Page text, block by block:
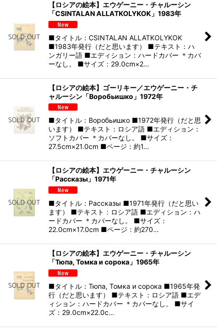
【ロシアの絵本】エウゲーニー・チャルーシン
「CSINTALAN ALLATKOLYKOK」1983年
■タイトル：CSINTALAN ALLATKOLYKOK
■1983年発行（だと思います） ■テキスト：ハ
ンガリー語 ■エディション：ハードカバー ＊カバ
ーなし。 ■サイズ：29.0cm×2…
【ロシアの絵本】ゴーリキー／エウゲーニー・チ
ャルーシン「Воробьишко」1972年
■タイトル：Воробьишко ■1972年発行（だと思
います） ■テキスト：ロシア語 ■エディション：
ソフトカバー ＊カバーなし。 ■サイズ：
27.5cm×21.0cm ■ページ：約1…
【ロシアの絵本】エウゲーニー・チャルーシン
「Рассказы」1971年
■タイトル：Рассказы ■1971年発行（だと思い
ます） ■テキスト：ロシア語 ■エディション：ハ
ードカバー ＊カバーなし。 ■サイズ：
22.0cm×17.0cm ■ページ：約270…
【ロシアの絵本】エウゲーニー・チャルーシン
「Тюпа, Томка и сорока」1965年
■タイトル：Тюпа, Томка и сорока ■1965年発
行（だと思います） ■テキスト：ロシア語 ■エデ
ィション：ハードカバー ＊カバーなし。 ■サイ
ズ：29.0cm×22.0c…